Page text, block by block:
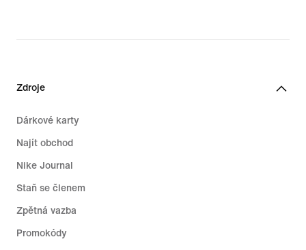
Zdroje
Dárkové karty
Najít obchod
Nike Journal
Staň se členem
Zpětná vazba
Promokódy